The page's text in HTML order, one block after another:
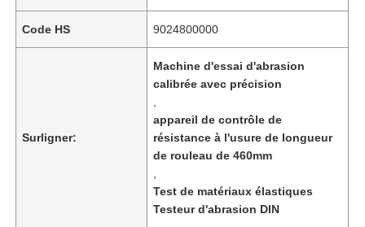
Code HS 9024800000
Surligner:
Machine d'essai d'abrasion
calibrée avec précision
appareil de contrôle de
résistance à l'usure de longueur
de rouleau de 460mm
Test de matériaux élastiques
Testeur d'abrasion DIN